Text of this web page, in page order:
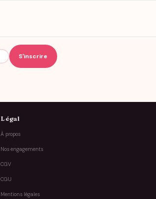
Légal
À propos
Nos engagements
CGV
CGU
Mentions légales